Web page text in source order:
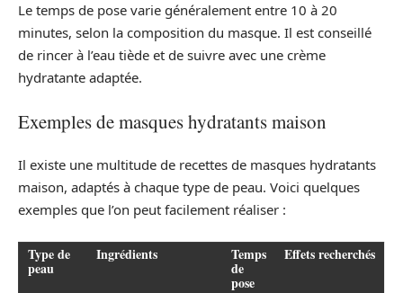
Le temps de pose varie généralement entre 10 à 20
minutes, selon la composition du masque. Il est conseillé
de rincer à l’eau tiède et de suivre avec une crème
hydratante adaptée.
Exemples de masques hydratants maison
Il existe une multitude de recettes de masques hydratants
maison, adaptés à chaque type de peau. Voici quelques
exemples que l’on peut facilement réaliser :
Type de
peau
Ingrédients Temps
de
pose
Effets recherchés